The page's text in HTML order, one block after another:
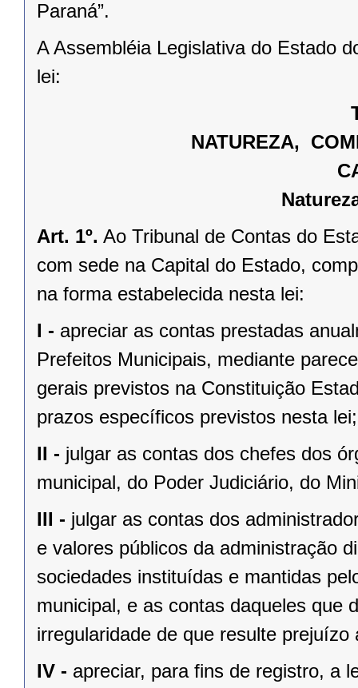
Paraná”.
A Assembléia Legislativa do Estado
lei:
NATUREZA,
Art. 1º. Ao Tribunal de Contas do
com sede na Capital do Estado,
na forma estabelecida nesta lei:
I - apreciar as contas prestadas
Prefeitos Municipais, mediante
gerais previstos na Constituição
prazos específicos previstos nesta lei;
II - julgar as contas dos chefes dos
municipal, do Poder Judiciário, do
III - julgar as contas dos
e valores públicos da administração
sociedades instituídas e mantidas
municipal, e as contas daqueles que
irregularidade de que resulte prejuízo
IV - apreciar, para fins de registro, a